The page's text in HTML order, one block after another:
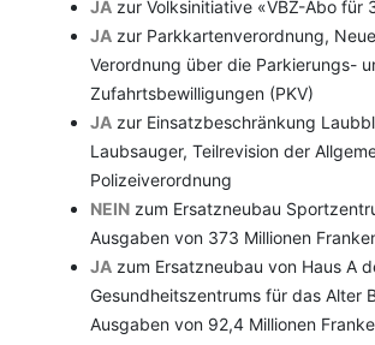
JA zur Volksinitiative «VBZ-Abo für
JA zur Parkkartenverordnung,
Verordnung über die Parkierungs-
Zufahrtsbewilligungen (PKV)
JA zur Einsatzbeschränkung
Laubsauger, Teilrevision der
Polizeiverordnung
NEIN zum Ersatzneubau
Ausgaben von 373 Millionen
JA zum Ersatzneubau von Haus A
Gesundheitszentrums für das Alter
Ausgaben von 92,4 Millionen